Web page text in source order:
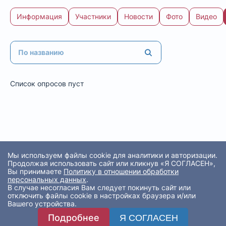
Информация Участники Новости Фото Видео
Список опросов пуст
Мы используем файлы cookie для аналитики и авторизации.
Продолжая использовать сайт или кликнув «Я СОГЛАСЕН»,
Вы принимаете Политику в отношении обработки
персональных данных.
В случае несогласия Вам следует покинуть сайт или
отключить файлы cookie в настройках браузера и/или
Вашего устройства.
Подробнее Я СОГЛАСЕН